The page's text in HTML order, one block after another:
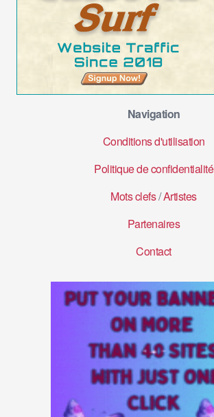
Navigation
Conditions d'utilisation
Politique de confidentialité
Mots clefs/Artistes
Partenaires
Contact